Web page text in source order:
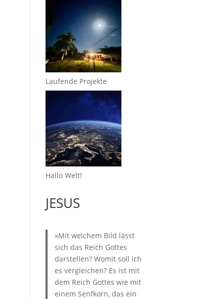
Laufende Projekte
Hallo Welt!
JESUS
»Mit welchem Bild lässt
sich das Reich Gottes
darstellen? Womit soll ich
es vergleichen? Es ist mit
dem Reich Gottes wie mit
einem Senfkorn, das ein